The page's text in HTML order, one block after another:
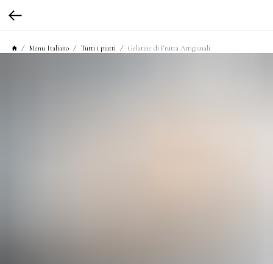
Menu Italiano Tutti i piatti Gelatine di Frutta Artigianali